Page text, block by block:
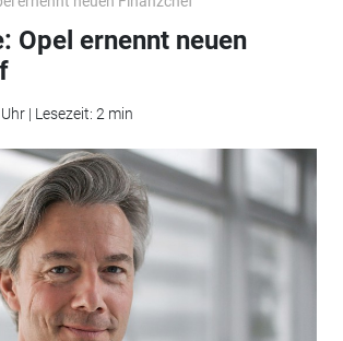
Opel ernennt neuen
| Lesezeit: 2 min